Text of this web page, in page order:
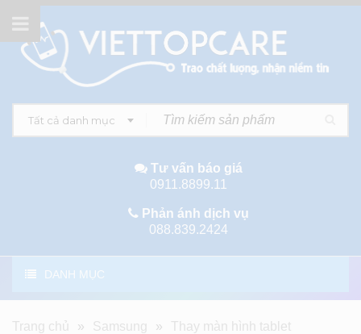
Tất cả danh mục
Tư vấn báo giá
0911.8899.11
Phản ánh dịch vụ
088.839.2424
DANH MỤC
Trang chủ » Samsung »
Thay màn hình tablet